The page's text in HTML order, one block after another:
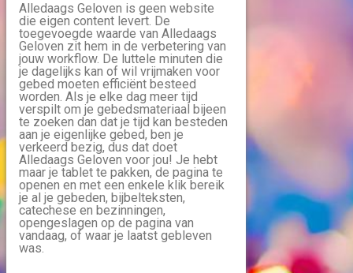
Alledaags Geloven is geen website
die eigen content levert. De
toegevoegde waarde van Alledaags
Geloven zit hem in de verbetering van
jouw workflow. De luttele minuten die
je dagelijks kan of wil vrijmaken voor
gebed moeten efficiënt besteed
worden. Als je elke dag meer tijd
verspilt om je gebedsmateriaal bijeen
te zoeken dan dat je tijd kan besteden
aan je eigenlijke gebed, ben je
verkeerd bezig, dus dat doet
Alledaags Geloven voor jou! Je hebt
maar je tablet te pakken, de pagina te
openen en met een enkele klik bereik
je al je gebeden, bijbelteksten,
catechese en bezinningen,
opengeslagen op de pagina van
vandaag, of waar je laatst gebleven
was.